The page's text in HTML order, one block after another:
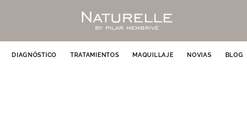
DIAGNÓSTICO TRATAMIENTOS MAQUILLAJE NOVIAS BLOG